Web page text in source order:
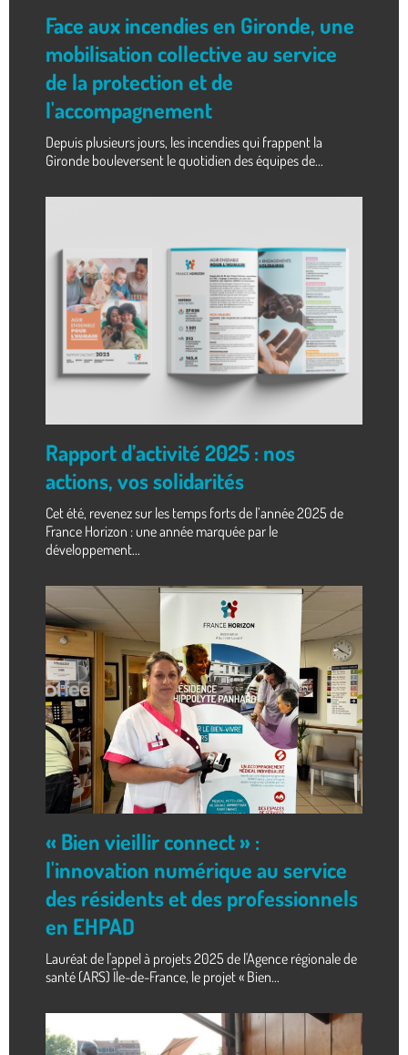
Face aux incendies en Gironde, une
mobilisation collective au service
de la protection et de
l'accompagnement
Depuis plusieurs jours, les incendies qui frappent la
Gironde bouleversent le quotidien des équipes de...
Rapport d’activité 2025 : nos
actions, vos solidarités
Cet été, revenez sur les temps forts de l’année 2025 de
France Horizon : une année marquée par le
développement...
« Bien vieillir connect » :
l'innovation numérique au service
des résidents et des professionnels
en EHPAD
Lauréat de l'appel à projets 2025 de l'Agence régionale de
santé (ARS) Île-de-France, le projet « Bien...